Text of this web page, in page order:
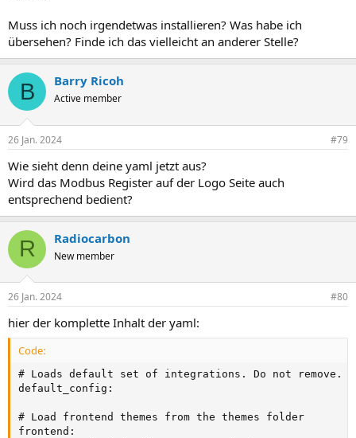
Muss ich noch irgendetwas installieren? Was habe ich
übersehen? Finde ich das vielleicht an anderer Stelle?
B Barry Ricoh
Active member
26 Jan. 2024 #79
Wie sieht denn deine yaml jetzt aus?
Wird das Modbus Register auf der Logo Seite auch
entsprechend bedient?
R Radiocarbon
New member
26 Jan. 2024 #80
hier der komplette Inhalt der yaml:
Code:
# Loads default set of integrations. Do not remove.
default_config:
# Load frontend themes from the themes folder
frontend: